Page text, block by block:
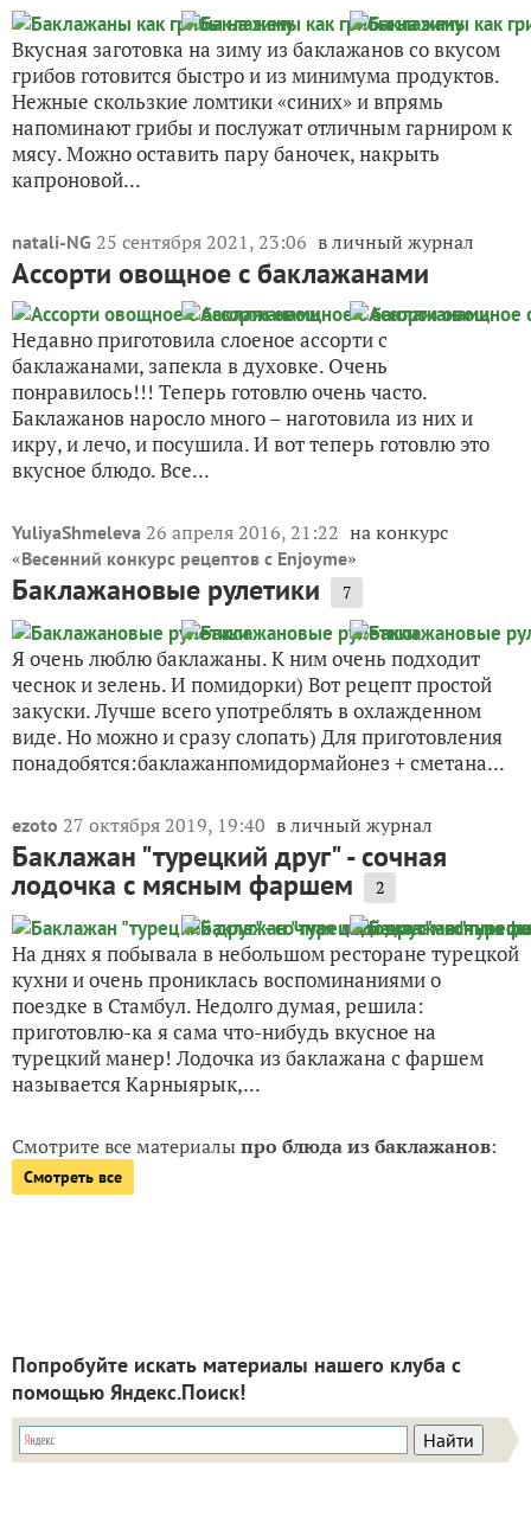
Вкусная заготовка на зиму из баклажанов со вкусом
грибов готовится быстро и из минимума продуктов.
Нежные скользкие ломтики «синих» и впрямь
напоминают грибы и послужат отличным гарниром к
мясу. Можно оставить пару баночек, накрыть
капроновой...
natali-NG 25 сентября 2021, 23:06 в личный журнал
Ассорти овощное с баклажанами
Недавно приготовила слоеное ассорти с
баклажанами, запекла в духовке. Очень
понравилось!!! Теперь готовлю очень часто.
Баклажанов наросло много – наготовила из них и
икру, и лечо, и посушила. И вот теперь готовлю это
вкусное блюдо. Все...
YuliyaShmeleva 26 апреля 2016, 21:22 на конкурс
«Весенний конкурс рецептов с Enjoyme»
Баклажановые рулетики 7
Я очень люблю баклажаны. К ним очень подходит
чеснок и зелень. И помидорки) Вот рецепт простой
закуски. Лучше всего употреблять в охлажденном
виде. Но можно и сразу слопать) Для приготовления
понадобятся:баклажанпомидормайонез + сметана...
ezoto 27 октября 2019, 19:40 в личный журнал
Баклажан "турецкий друг" - сочная
лодочка с мясным фаршем 2
На днях я побывала в небольшом ресторане турецкой
кухни и очень прониклась воспоминаниями о
поездке в Стамбул. Недолго думая, решила:
приготовлю-ка я сама что-нибудь вкусное на
турецкий манер! Лодочка из баклажана с фаршем
называется Карныярык,...
Смотрите все материалыпро блюда из баклажанов:
Смотреть все
Попробуйте искать материалы нашего клуба с
помощью Яндекс.Поиск!